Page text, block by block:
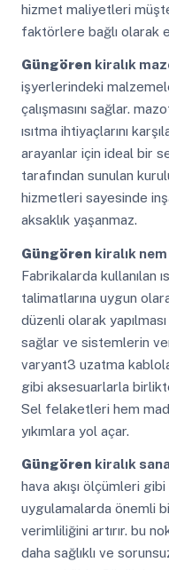
hizmet maliyetleri
faktörlere bağlı olarak
Güngören kiralık
işyerlerindeki
çalışmasını sağlar.
ısıtma ihtiyaçlarını
arayanlar için ideal bir
tarafından sunulan
hizmetleri sayesinde
aksaklık yaşanmaz.
Güngören kiralık
Fabrikalarda kullanılan
talimatlarına uygun
düzenli olarak
sağlar ve sistemlerin
varyant3 uzatma
gibi aksesuarlarla
Sel felaketleri hem
yıkımlara yol açar.
Güngören kiralık
hava akışı ölçümleri
uygulamalarda önemli
verimliliğini artırır. bu
daha sağlıklı ve